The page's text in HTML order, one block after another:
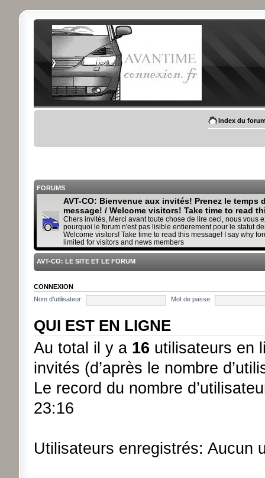
Index du
FORUMS
AVT-CO: Bienvenue aux invités! Prenez le temps
message! / Welcome visitors! Take time to read
Chers invités, Merci avant toute chose de lire ceci, nous vous
pourquoi le forum n'est pas lisible entierement pour le statut
Welcome visitors! Take time to read this message! I say why
limited for visitors and news members
AVT-CO: LE SITE ET LE FORUM
CONNEXION
Nom d’utilisateur:
Mot de passe:
QUI EST EN LIGNE
Au total il y a 16 utilisateurs en
invités (d’après le nombre
Le record du nombre
23:16
Utilisateurs enregistrés: Aucun